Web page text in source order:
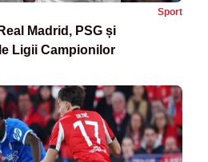
Sport
Madrid, PSG și
Ligii Campionilor